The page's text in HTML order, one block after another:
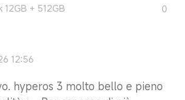
12GB + 512GB 0
12:56
hyperos 3 molto bello e pieno